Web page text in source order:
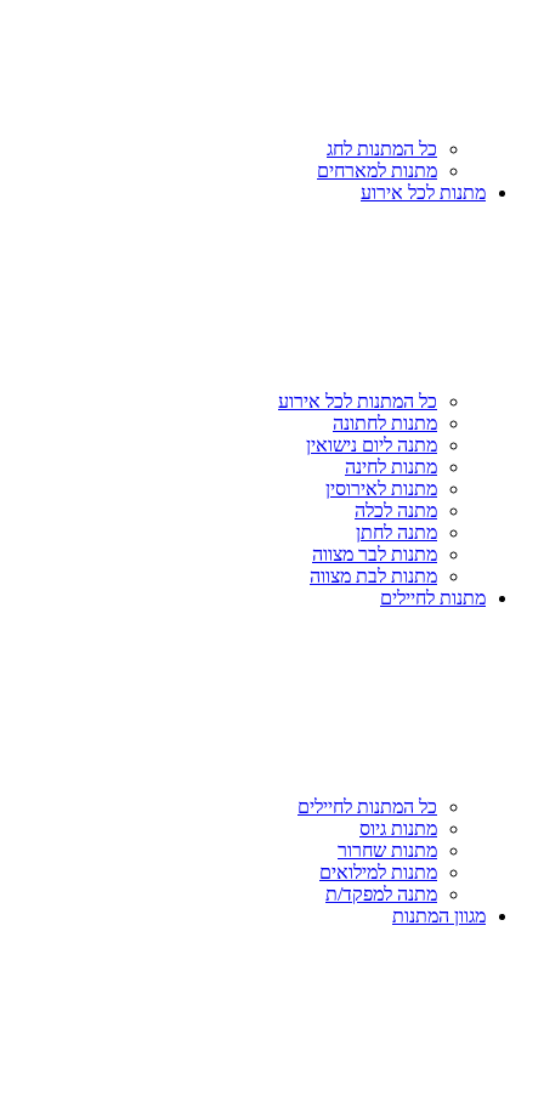
כל המתנות לחג
מתנות למארחים
מתנות לכל אירוע
כל המתנות לכל אירוע
מתנות לחתונה
מתנה ליום נישואין
מתנות לחינה
מתנות לאירוסין
מתנה לכלה
מתנה לחתן
מתנות לבר מצווה
מתנות לבת מצווה
מתנות לחיילים
כל המתנות לחיילים
מתנות גיוס
מתנות שחרור
מתנות למילואים
מתנה למפקד/ת
מגוון המתנות